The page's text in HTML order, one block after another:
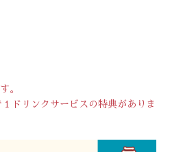
。
ドリンクサービスの特典がありま